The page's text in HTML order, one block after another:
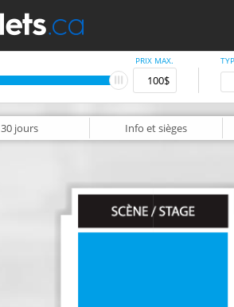
PRIX MAX.
30 jours Info et sièges